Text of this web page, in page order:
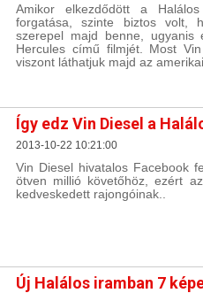
Amikor elkezdődött a
forgatása, szinte biztos volt,
szerepel majd benne, ugyanis
Hercules című filmjét. Most
viszont láthatjuk majd az
Így edz Vin Diesel a
2013-10-22 10:21:00
Vin Diesel hivatalos Facebook
ötven millió követőhöz, ezért
kedveskedett rajongóinak..
Új Halálos iramban 7